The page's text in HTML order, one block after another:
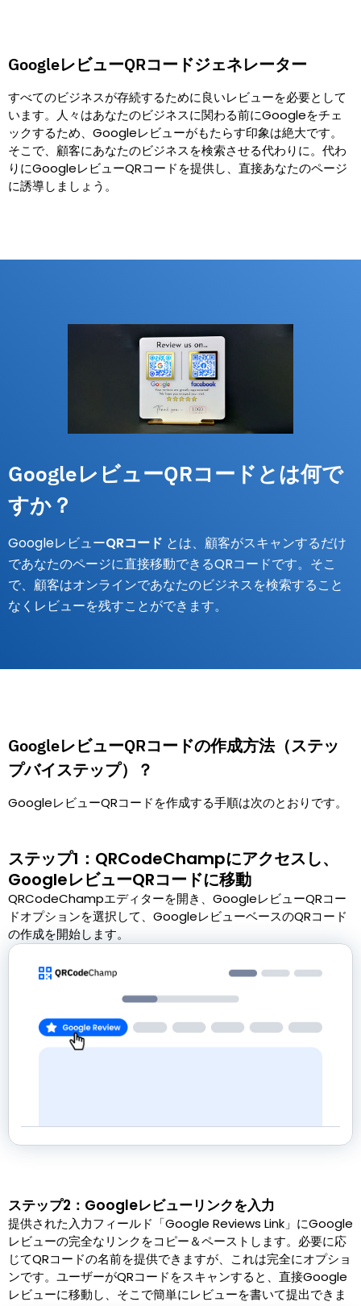
GoogleレビューQRコードジェネレーター
すべてのビジネスが存続するために良いレビューを必要として
います。人々はあなたのビジネスに関わる前にGoogleをチェ
ックするため、Googleレビューがもたらす印象は絶大です。
そこで、顧客にあなたのビジネスを検索させる代わりに。代わ
りにGoogleレビューQRコードを提供し、直接あなたのページ
に誘導しましょう。
GoogleレビューQRコードとは何で
すか？
GoogleレビューQRコード とは、顧客がスキャンするだけ
であなたのページに直接移動できるQRコードです。そこ
で、顧客はオンラインであなたのビジネスを検索すること
なくレビューを残すことができます。
GoogleレビューQRコードの作成方法（ステッ
プバイステップ）？
GoogleレビューQRコードを作成する手順は次のとおりです。
ステップ1：QRCodeChampにアクセスし、
GoogleレビューQRコードに移動
QRCodeChampエディターを開き、GoogleレビューQRコー
ドオプションを選択して、GoogleレビューベースのQRコード
の作成を開始します。
ステップ2：Googleレビューリンクを入力
提供された入力フィールド「Google Reviews Link」にGoogle
レビューの完全なリンクをコピー＆ペーストします。必要に応
じてQRコードの名前を提供できますが、これは完全にオプショ
ンです。ユーザーがQRコードをスキャンすると、直接Google
レビューに移動し、そこで簡単にレビューを書いて提出できま